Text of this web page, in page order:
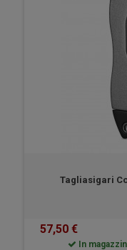
Tagliasigari
57,50 €
In